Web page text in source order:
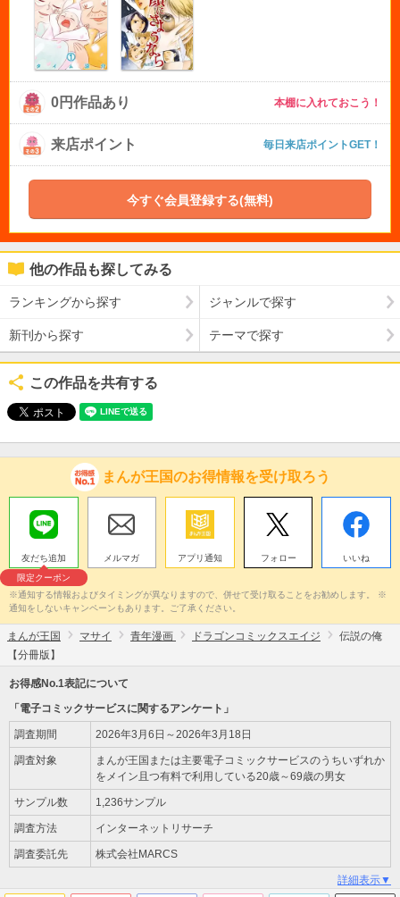
0円作品あり 本棚に入れておこう！
来店ポイント 毎日来店ポイントGET！
今すぐ会員登録する(無料)
他の作品も探してみる
ランキングから探す ジャンルで探す
新刊から探す テーマで探す
この作品を共有する
まんが王国のお得情報を受け取ろう
友だち追加
限定クーポン
メルマガ アプリ通知 フォロー いいね
※通知する情報およびタイミングが異なりますので、併せて受け取ることをお勧めします。 ※
通知をしないキャンペーンもあります。ご了承ください。
まんが王国 マサイ 青年漫画 ドラゴンコミックスエイジ
伝説の俺
【分冊版】
お得感No.1表記について
「電子コミックサービスに関するアンケート」
調査期間 2026年3月6日～2026年3月18日
調査対象
まんが王国または主要電子コミックサービスのうちいずれか
をメイン且つ有料で利用している20歳～69歳の男女
サンプル数 1,236サンプル
調査方法 インターネットリサーチ
調査委託先 株式会社MARCS
詳細表示▼